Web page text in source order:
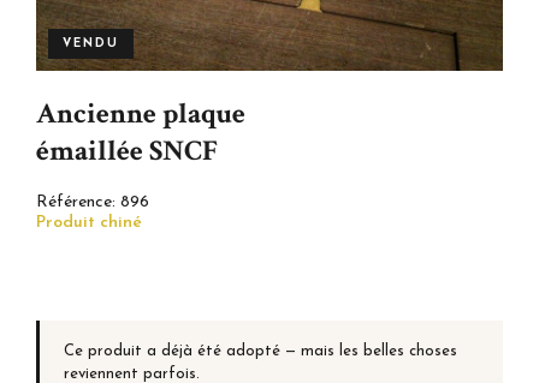
VENDU
Ancienne plaque
émaillée SNCF
Référence: 896
Produit chiné
Ce produit a déjà été adopté — mais les belles choses
reviennent parfois.